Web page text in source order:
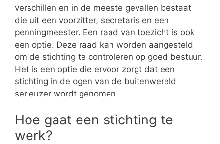
verschillen en in de meeste gevallen bestaat
die uit een voorzitter, secretaris en een
penningmeester. Een raad van toezicht is ook
een optie. Deze raad kan worden aangesteld
om de stichting te controleren op goed bestuur.
Het is een optie die ervoor zorgt dat een
stichting in de ogen van de buitenwereld
serieuzer wordt genomen.
Hoe gaat een stichting te
werk?